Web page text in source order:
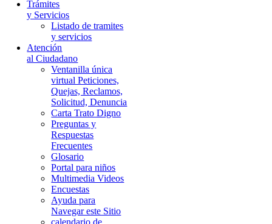
Trámites
y Servicios
Listado de tramites
y servicios
Atención
al Ciudadano
Ventanilla única
virtual Peticiones,
Quejas, Reclamos,
Solicitud, Denuncia
Carta Trato Digno
Preguntas y
Respuestas
Frecuentes
Glosario
Portal para niños
Multimedia Videos
Encuestas
Ayuda para
Navegar este Sitio
calendario de